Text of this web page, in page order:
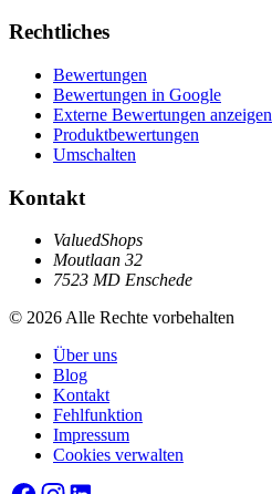
Rechtliches
Bewertungen
Bewertungen in Google
Externe Bewertungen anzeigen
Produktbewertungen
Umschalten
Kontakt
ValuedShops
Moutlaan 32
7523 MD Enschede
© 2026 Alle Rechte vorbehalten
Über uns
Blog
Kontakt
Fehlfunktion
Impressum
Cookies verwalten